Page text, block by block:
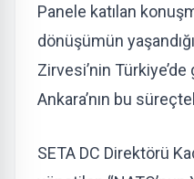
Panele katılan
dönüşümün
Zirvesi’nin
Ankara’nın bu
SETA DC Direktörü